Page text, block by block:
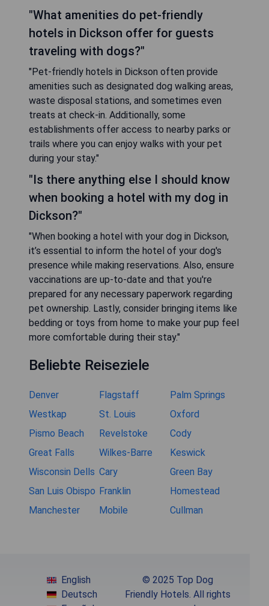
"What amenities do pet-friendly
hotels in Dickson offer for guests
traveling with dogs?"
"Pet-friendly hotels in Dickson often provide
amenities such as designated dog walking areas,
waste disposal stations, and sometimes even
treats at check-in. Additionally, some
establishments offer access to nearby parks or
trails where you can enjoy walks with your pet
during your stay."
"Is there anything else I should know
when booking a hotel with my dog in
Dickson?"
"When booking a hotel with your dog in Dickson,
it’s essential to inform the hotel of your dog's
presence while making reservations. Also, ensure
vaccinations are up-to-date and that you're
prepared for any necessary paperwork regarding
pet ownership. Lastly, consider bringing items like
bedding or toys from home to make your pup feel
more comfortable during their stay."
Beliebte Reiseziele
Denver Flagstaff
Palm Springs
Westkap
St. Louis
Oxford
Pismo Beach
Revelstoke
Cody
Great Falls
Wilkes-Barre
Keswick
Wisconsin Dells Cary
Green Bay
San Luis Obispo Franklin
Homestead
Manchester
Mobile Cullman
English
Deutsch
© 2025 Top Dog
Friendly Hotels. All rights